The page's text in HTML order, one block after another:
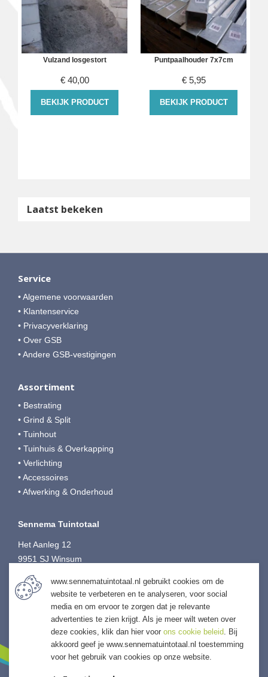
Vulzand losgestort
€ 40,00
BEKIJK PRODUCT
Puntpaalhouder 7x7cm
€ 5,95
BEKIJK PRODUCT
Laatst bekeken
Service
• Algemene voorwaarden
• Klantenservice
• Privacyverklaring
• Over GSB
• Andere GSB-vestigingen
Assortiment
• Bestrating
• Grind & Split
• Tuinhout
• Tuinhuis & Overkapping
• Verlichting
• Accessoires
• Afwerking & Onderhoud
Sennema Tuintotaal
Het Aanleg 12
9951 SJ Winsum
0595-749080
E: tuintotaal@sennema-groep.nl
I:sennematuintotaal.nl
www.sennematuintotaal.nl gebruikt cookies om de
website te verbeteren en te analyseren, voor social
media en om ervoor te zorgen dat je relevante
advertenties te zien krijgt. Als je meer wilt weten over
deze cookies, klik dan hier voor ons cookie beleid. Bij
akkoord geef je www.sennematuintotaal.nl toestemming
voor het gebruik van cookies op onze website.